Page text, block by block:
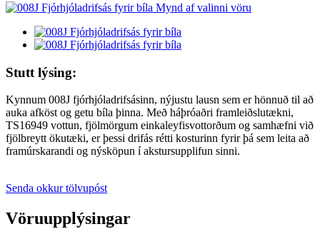
Stutt lýsing:
Kynnum 008J fjórhjóladrifsásinn, nýjustu lausn sem er hönnuð til að
auka afköst og getu bíla þinna. Með háþróaðri framleiðslutækni,
TS16949 vottun, fjölmörgum einkaleyfisvottorðum og samhæfni við
fjölbreytt ökutæki, er þessi drifás rétti kosturinn fyrir þá sem leita að
framúrskarandi og nýsköpun í akstursupplifun sinni.
Senda okkur tölvupóst
Vöruupplýsingar